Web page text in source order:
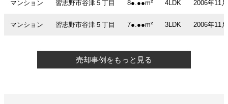
マンション 習志野市谷津５丁目 8●.●●m² 4LDK 2006年11
マンション 習志野市谷津５丁目 7●.●●m² 3LDK 2006年11
売却事例をもっと見る